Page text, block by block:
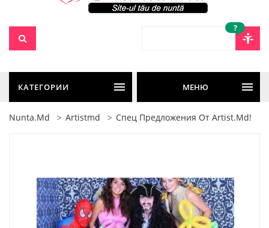
?
КАТЕГОРИИ МЕНЮ
Nunta.md Artistmd Спец Предложения От Artist.md!